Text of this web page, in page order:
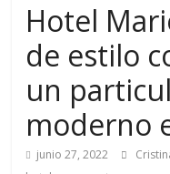
Hotel
de estilo
un
moderno
junio 27, 2022